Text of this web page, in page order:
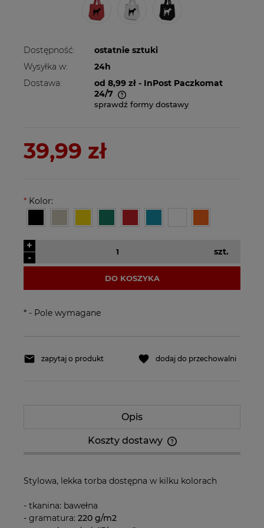
Dostępność:
ostatnie sztuki
Wysyłka w:
24h
Dostawa:
od 8,99 zł - InPost Paczkomat
24/7
Cena nie zawiera ewentualnych kosztów
sprawdź formy dostawy
39,99 zł
* Kolor:
-
+
szt.
DO KOSZYKA
* - Pole wymagane
zapytaj o produkt dodaj do przechowalni
Opis
Koszty dostawy
Stylowa, lekka torba dostępna w kilku kolorach
- tkanina: bawełna
- gramatura: 220 g/m2